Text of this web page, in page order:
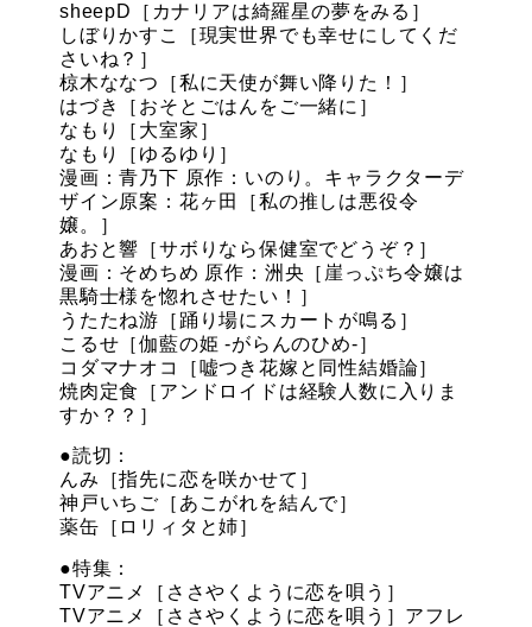
sheepD［カナリアは綺羅星の夢をみる］
しぼりかすこ［現実世界でも幸せにしてくだ
さいね？］
椋木ななつ［私に天使が舞い降りた！］
はづき［おそとごはんをご一緒に］
なもり［大室家］
なもり［ゆるゆり］
漫画：青乃下 原作：いのり。キャラクターデ
ザイン原案：花ヶ田［私の推しは悪役令
嬢。］
あおと響［サボりなら保健室でどうぞ？］
漫画：そめちめ 原作：洲央［崖っぷち令嬢は
黒騎士様を惚れさせたい！］
うたたね游［踊り場にスカートが鳴る］
こるせ［伽藍の姫 -がらんのひめ-］
コダマナオコ［嘘つき花嫁と同性結婚論］
焼肉定食［アンドロイドは経験人数に入りま
すか？？］
●読切：
んみ［指先に恋を咲かせて］
神戸いちご［あこがれを結んで］
薬缶［ロリィタと姉］
●特集：
TVアニメ［ささやくように恋を唄う］
TVアニメ［ささやくように恋を唄う］アフレ